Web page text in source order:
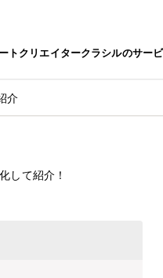
トクリエイタークラシルのサー
介
して紹介！